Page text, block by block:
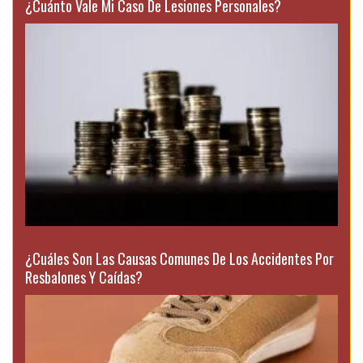
¿Cuánto Vale Mi Caso De Lesiones Personales?
¿Cuáles Son Las Causas Comunes De Los Accidentes Por
Resbalones Y Caídas?